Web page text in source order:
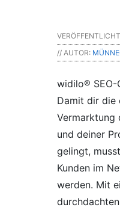
// AUTOR:
widilo® SEO-
Damit dir die
Vermarktung
und deiner
gelingt,
Kunden im
werden. Mit